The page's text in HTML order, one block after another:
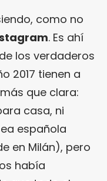
como no
. Es ahí
los verdaderos
2017 tienen a
que clara:
casa, ni
española
en Milán), pero
había